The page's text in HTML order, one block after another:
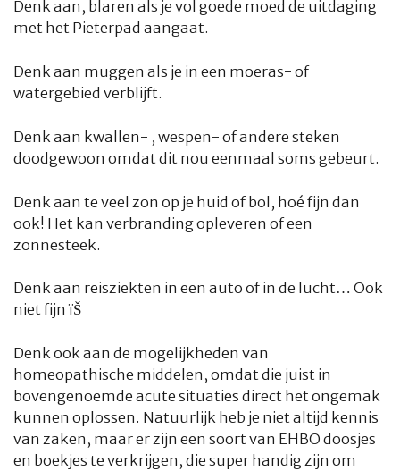
Denk aan, blaren als je vol goede moed de uitdaging
met het Pieterpad aangaat.
Denk aan muggen als je in een moeras- of
watergebied verblijft.
Denk aan kwallen- , wespen- of andere steken
doodgewoon omdat dit nou eenmaal soms gebeurt.
Denk aan te veel zon op je huid of bol, hoé fijn dan
ook! Het kan verbranding opleveren of een
zonnesteek.
Denk aan reisziekten in een auto of in de lucht… Ook
niet fijn ïŠ
Denk ook aan de mogelijkheden van
homeopathische middelen, omdat die juist in
bovengenoemde acute situaties direct het ongemak
kunnen oplossen. Natuurlijk heb je niet altijd kennis
van zaken, maar er zijn een soort van EHBO doosjes
en boekjes te verkrijgen, die super handig zijn om